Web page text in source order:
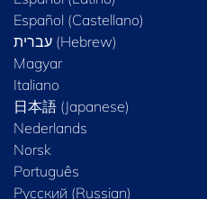
Español (Castellano)
Magyar
Italiano
日本語 (Japanese)
Nederlands
Norsk
Português
Русский (Russian)